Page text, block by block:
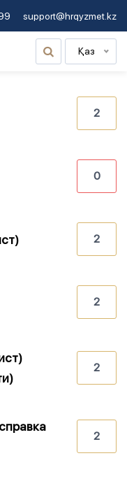
support@hrqyzmet.kz
Қаз
2
0
2
2
2
2